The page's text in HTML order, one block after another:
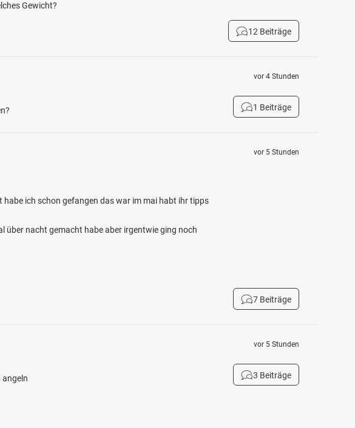
Gewicht?
12 Beiträge
vor 4 Stunden
1 Beiträge
ich schon gefangen das war im mai habt ihr tipps
über nacht gemacht habe aber irgentwie ging noch
vor 5 Stunden
7 Beiträge
angeln
vor 5 Stunden
3 Beiträge